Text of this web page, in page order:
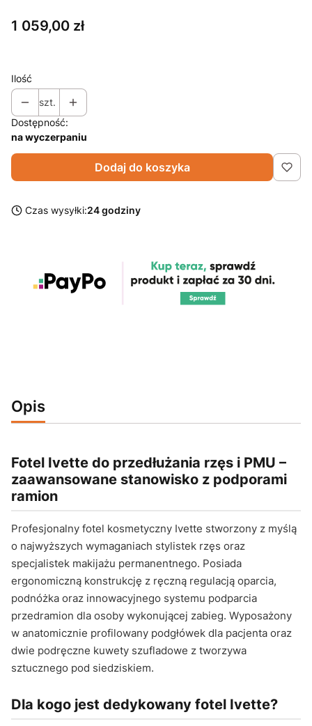
Cena
1 059,00 zł
Ilość
szt.
Dostępność:
na wyczerpaniu
Dodaj do koszyka
Czas wysyłki:24 godziny
Opis
Fotel Ivette do przedłużania rzęs i PMU –
zaawansowane stanowisko z podporami
ramion
Profesjonalny fotel kosmetyczny Ivette stworzony z myślą
o najwyższych wymaganiach stylistek rzęs oraz
specjalistek makijażu permanentnego. Posiada
ergonomiczną konstrukcję z ręczną regulacją oparcia,
podnóżka oraz innowacyjnego systemu podparcia
przedramion dla osoby wykonującej zabieg. Wyposażony
w anatomicznie profilowany podgłówek dla pacjenta oraz
dwie podręczne kuwety szufladowe z tworzywa
sztucznego pod siedziskiem.
Dla kogo jest dedykowany fotel Ivette?